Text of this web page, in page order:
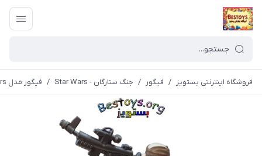
فروشگاه اینترنتی بستویز / فیگور / جنگ ستارگان - Star Wars / فیگور مدل Star Wars کد 17